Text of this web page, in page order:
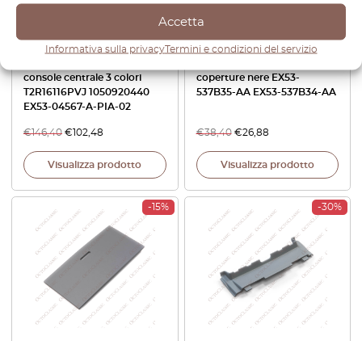
Accetta
Informativa sulla privacyTermini e condizioni del servizio
console centrale 3 colori
T2R16116PVJ 1050920440
EX53-04567-A-PIA-02
€146,40 €102,48
Visualizza prodotto
coperture nere EX53-
537B35-AA EX53-537B34-AA
€38,40 €26,88
Visualizza prodotto
-15% -30%